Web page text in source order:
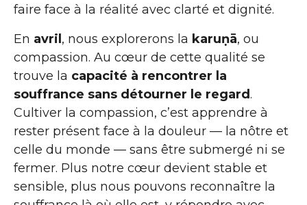
faire face à la réalité avec clarté et dignité.
En avril , nous explorerons la karuṇā, ou
compassion. Au cœur de cette qualité se
trouve la capacité à rencontrer la
souffrance sans détourner le regard.
Cultiver la compassion, c’est apprendre à
rester présent face à la douleur — la nôtre et
celle du monde — sans être submergé ni se
fermer. Plus notre cœur devient stable et
sensible, plus nous pouvons reconnaître la